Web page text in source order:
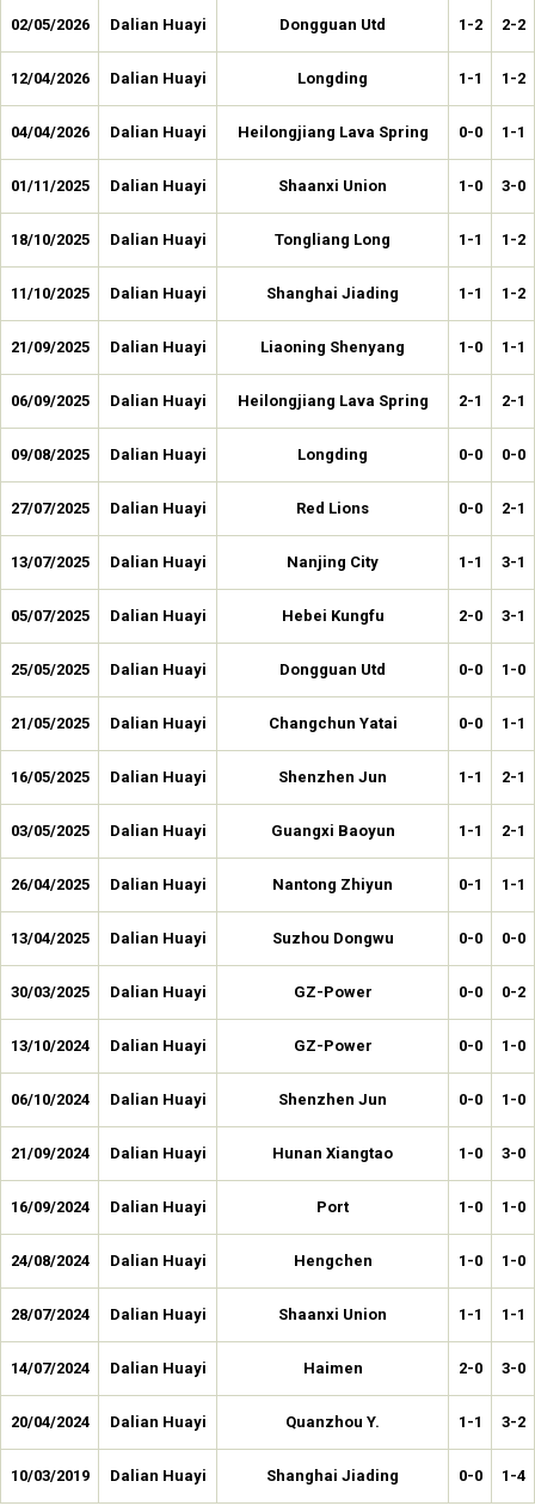
02/05/2026 Dalian Huayi Dongguan Utd 1-2 2-2
12/04/2026 Dalian Huayi Longding 1-1 1-2
04/04/2026 Dalian Huayi Heilongjiang Lava Spring 0-0 1-1
01/11/2025 Dalian Huayi Shaanxi Union 1-0 3-0
18/10/2025 Dalian Huayi Tongliang Long 1-1 1-2
11/10/2025 Dalian Huayi Shanghai Jiading 1-1 1-2
21/09/2025 Dalian Huayi Liaoning Shenyang 1-0 1-1
06/09/2025 Dalian Huayi Heilongjiang Lava Spring 2-1 2-1
09/08/2025 Dalian Huayi Longding 0-0 0-0
27/07/2025 Dalian Huayi Red Lions 0-0 2-1
13/07/2025 Dalian Huayi Nanjing City 1-1 3-1
05/07/2025 Dalian Huayi Hebei Kungfu 2-0 3-1
25/05/2025 Dalian Huayi Dongguan Utd 0-0 1-0
21/05/2025 Dalian Huayi Changchun Yatai 0-0 1-1
16/05/2025 Dalian Huayi Shenzhen Jun 1-1 2-1
03/05/2025 Dalian Huayi Guangxi Baoyun 1-1 2-1
26/04/2025 Dalian Huayi Nantong Zhiyun 0-1 1-1
13/04/2025 Dalian Huayi Suzhou Dongwu 0-0 0-0
30/03/2025 Dalian Huayi GZ-Power 0-0 0-2
13/10/2024 Dalian Huayi GZ-Power 0-0 1-0
06/10/2024 Dalian Huayi Shenzhen Jun 0-0 1-0
21/09/2024 Dalian Huayi Hunan Xiangtao 1-0 3-0
16/09/2024 Dalian Huayi Port 1-0 1-0
24/08/2024 Dalian Huayi Hengchen 1-0 1-0
28/07/2024 Dalian Huayi Shaanxi Union 1-1 1-1
14/07/2024 Dalian Huayi Haimen 2-0 3-0
20/04/2024 Dalian Huayi Quanzhou Y. 1-1 3-2
10/03/2019 Dalian Huayi Shanghai Jiading 0-0 1-4